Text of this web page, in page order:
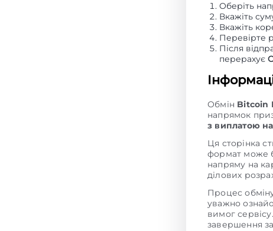
Оберіть
Вкажіть
Вкажіть
Перевірте
Після
перерахує
Обмін Bitcoin
напрямок
з виплатою
Ця сторінка
формат може
напряму на
ділових
Процес
уважно
вимог
завершення